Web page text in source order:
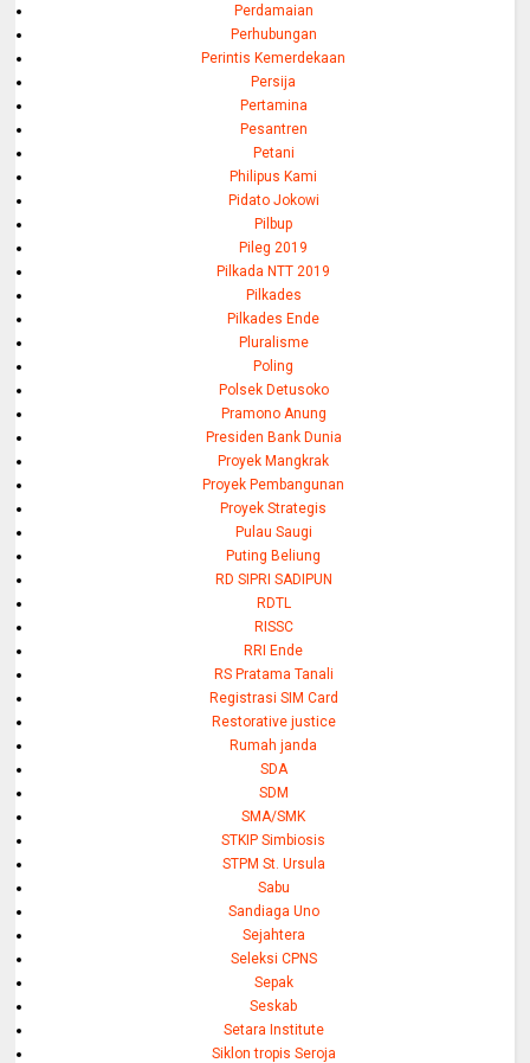
Perdamaian
Perhubungan
Perintis Kemerdekaan
Persija
Pertamina
Pesantren
Petani
Philipus Kami
Pidato Jokowi
Pilbup
Pileg 2019
Pilkada NTT 2019
Pilkades
Pilkades Ende
Pluralisme
Poling
Polsek Detusoko
Pramono Anung
Presiden Bank Dunia
Proyek Mangkrak
Proyek Pembangunan
Proyek Strategis
Pulau Saugi
Puting Beliung
RD SIPRI SADIPUN
RDTL
RISSC
RRI Ende
RS Pratama Tanali
Registrasi SIM Card
Restorative justice
Rumah janda
SDA
SDM
SMA/SMK
STKIP Simbiosis
STPM St. Ursula
Sabu
Sandiaga Uno
Sejahtera
Seleksi CPNS
Sepak
Seskab
Setara Institute
Siklon tropis Seroja